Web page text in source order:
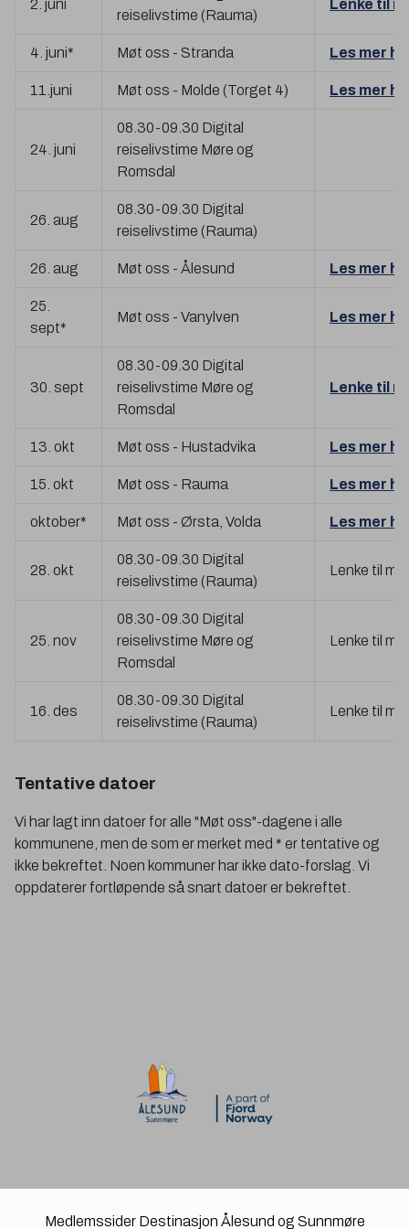
2. juni
reiselivstime (Rauma)
Lenke til
4. juni* Møt oss - Stranda Les mer
11.juni Møt oss - Molde (Torget 4) Les mer
24. juni
08.30-09.30 Digital
reiselivstime Møre og
Romsdal
26. aug
08.30-09.30 Digital
reiselivstime (Rauma)
26. aug Møt oss - Ålesund Les mer
25.
sept*
Møt oss - Vanylven Les mer
30. sept
08.30-09.30 Digital
reiselivstime Møre og
Romsdal
Lenke til
13. okt Møt oss - Hustadvika Les mer
15. okt Møt oss - Rauma Les mer
oktober* Møt oss - Ørsta, Volda Les mer
28. okt
08.30-09.30 Digital
reiselivstime (Rauma)
Lenke til
25. nov
08.30-09.30 Digital
reiselivstime Møre og
Romsdal
Lenke til
16. des
08.30-09.30 Digital
reiselivstime (Rauma)
Lenke til
Tentative datoer
Vi har lagt inn datoer for alle "Møt oss"-dagene i alle
kommunene, men de som er merket med * er tentative og
ikke bekreftet. Noen kommuner har ikke dato-forslag. Vi
oppdaterer fortløpende så snart datoer er bekreftet.
Medlemssider Destinasjon Ålesund og Sunnmøre